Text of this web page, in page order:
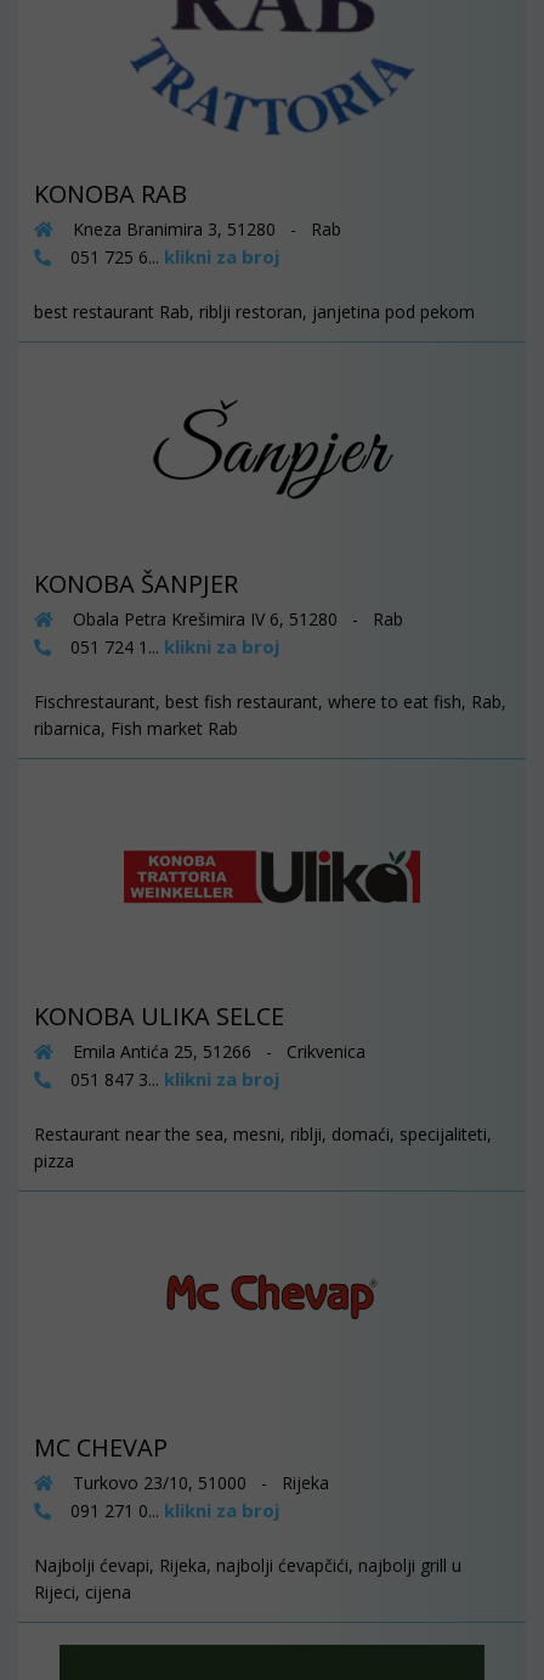
KONOBA RAB
Kneza Branimira 3, 51280 - Rab
051 725 6... klikni za broj
best restaurant Rab, riblji restoran, janjetina pod pekom
KONOBA ŠANPJER
Obala Petra Krešimira IV 6, 51280 - Rab
051 724 1... klikni za broj
Fischrestaurant, best fish restaurant, where to eat fish, Rab,
ribarnica, Fish market Rab
KONOBA ULIKA SELCE
Emila Antića 25, 51266 - Crikvenica
051 847 3... klikni za broj
Restaurant near the sea, mesni, riblji, domaći, specijaliteti,
pizza
MC CHEVAP
Turkovo 23/10, 51000 - Rijeka
091 271 0... klikni za broj
Najbolji ćevapi, Rijeka, najbolji ćevapčići, najbolji grill u
Rijeci, cijena